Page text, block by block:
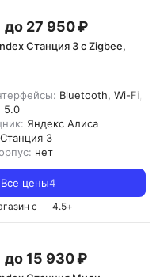
до 27 950 ₽
Станция 3 с Zigbee,
Bluetooth, Wi-Fi,
5.0
Яндекс Алиса
3
нет
Все цены4
с 4.5+
до 15 930 ₽